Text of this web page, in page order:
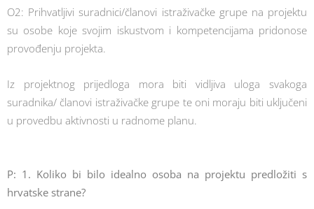
O2: Prihvatljivi suradnici/članovi istraživačke grupe na projektu
su osobe koje svojim iskustvom i kompetencijama pridonose
provođenju projekta.
Iz projektnog prijedloga mora biti vidljiva uloga svakoga
suradnika/ članovi istraživačke grupe te oni moraju biti uključeni
u provedbu aktivnosti u radnome planu.
P: 1. Koliko bi bilo idealno osoba na projektu predložiti s
hrvatske strane?